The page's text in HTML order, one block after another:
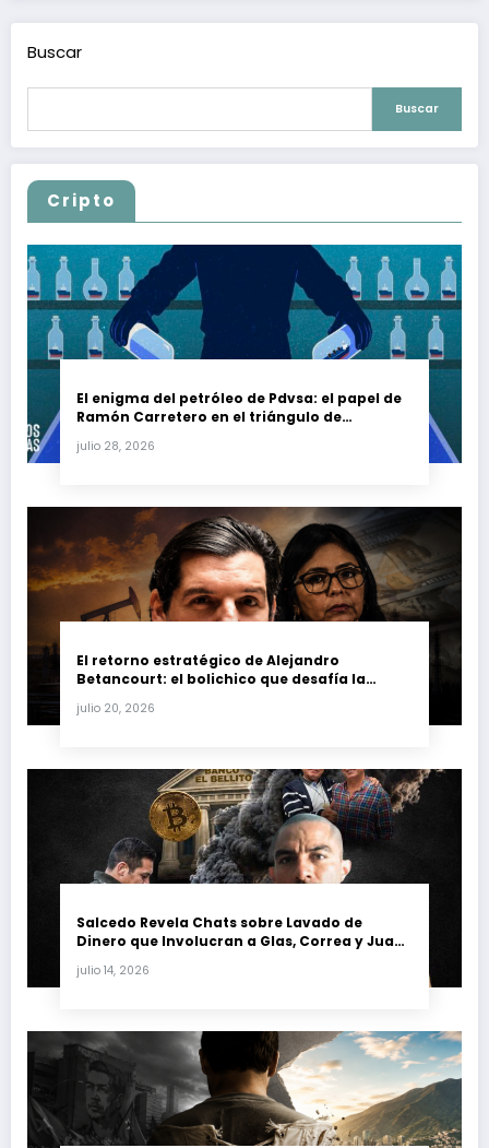
Buscar
Buscar
Cripto
El enigma del petróleo de Pdvsa: el papel de
Ramón Carretero en el triángulo de
julio 28, 2026
El retorno estratégico de Alejandro
Betancourt: el bolichico que desafía la
petrolera venezolana
julio 20, 2026
Salcedo Revela Chats sobre Lavado de
Dinero que Involucran a Glas, Correa y Juan
julio 14, 2026